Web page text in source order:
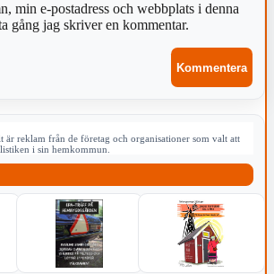
min e-postadress och webbplats i denna
gång jag skriver en kommentar.
är reklam från de företag och organisationer som valt att
i sin hemkommun.